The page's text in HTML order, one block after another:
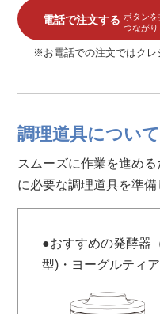
電話で注文する ボタン
つなが
※お電話での注文ではクレ
調理道具につい
スムーズに作業を進め
に必要な調理道具を準備
●おすすめの発酵器
型)・ヨーグルティ